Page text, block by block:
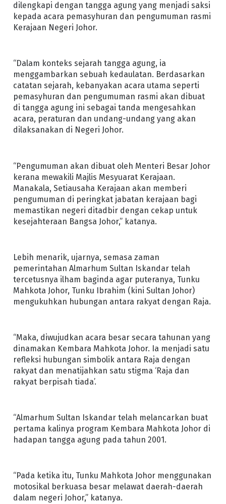
dilengkapi dengan tangga agung yang menjadi saksi
kepada acara pemasyhuran dan pengumuman rasmi
Kerajaan Negeri Johor.
“Dalam konteks sejarah tangga agung, ia
menggambarkan sebuah kedaulatan. Berdasarkan
catatan sejarah, kebanyakan acara utama seperti
pemasyhuran dan pengumuman rasmi akan dibuat
di tangga agung ini sebagai tanda mengesahkan
acara, peraturan dan undang-undang yang akan
dilaksanakan di Negeri Johor.
“Pengumuman akan dibuat oleh Menteri Besar Johor
kerana mewakili Majlis Mesyuarat Kerajaan.
Manakala, Setiausaha Kerajaan akan memberi
pengumuman di peringkat jabatan kerajaan bagi
memastikan negeri ditadbir dengan cekap untuk
kesejahteraan Bangsa Johor,” katanya.
Lebih menarik, ujarnya, semasa zaman
pemerintahan Almarhum Sultan Iskandar telah
tercetusnya ilham baginda agar puteranya, Tunku
Mahkota Johor, Tunku Ibrahim (kini Sultan Johor)
mengukuhkan hubungan antara rakyat dengan Raja.
“Maka, diwujudkan acara besar secara tahunan yang
dinamakan Kembara Mahkota Johor. Ia menjadi satu
refleksi hubungan simbolik antara Raja dengan
rakyat dan menatijahkan satu stigma ‘Raja dan
rakyat berpisah tiada’.
“Almarhum Sultan Iskandar telah melancarkan buat
pertama kalinya program Kembara Mahkota Johor di
hadapan tangga agung pada tahun 2001.
“Pada ketika itu, Tunku Mahkota Johor menggunakan
motosikal berkuasa besar melawat daerah-daerah
dalam negeri Johor,” katanya.